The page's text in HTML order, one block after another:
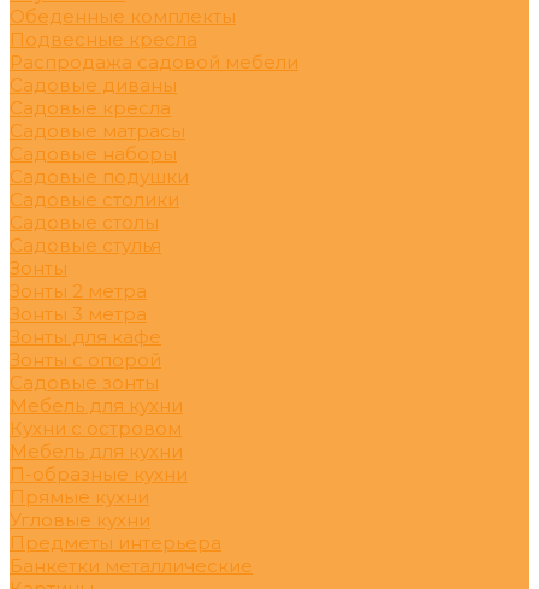
Обеденные комплекты
Подвесные кресла
Распродажа садовой мебели
Садовые диваны
Садовые кресла
Садовые матрасы
Садовые наборы
Садовые подушки
Садовые столики
Садовые столы
Садовые стулья
Зонты
Зонты 2 метра
Зонты 3 метра
Зонты для кафе
Зонты с опорой
Садовые зонты
Мебель для кухни
Кухни с островом
Мебель для кухни
П-образные кухни
Прямые кухни
Угловые кухни
Предметы интерьера
Банкетки металлические